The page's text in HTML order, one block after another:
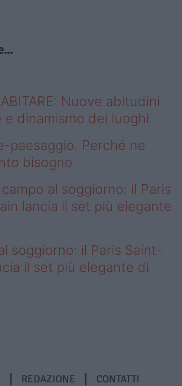
Nuove abitudini
dinamismo dei luoghi
paesaggio. Perché ne
bisogno
al soggiorno: il Paris
lancia il set più elegante
soggiorno: il Paris Saint-
il set più elegante di
REDAZIONE CONTATTI